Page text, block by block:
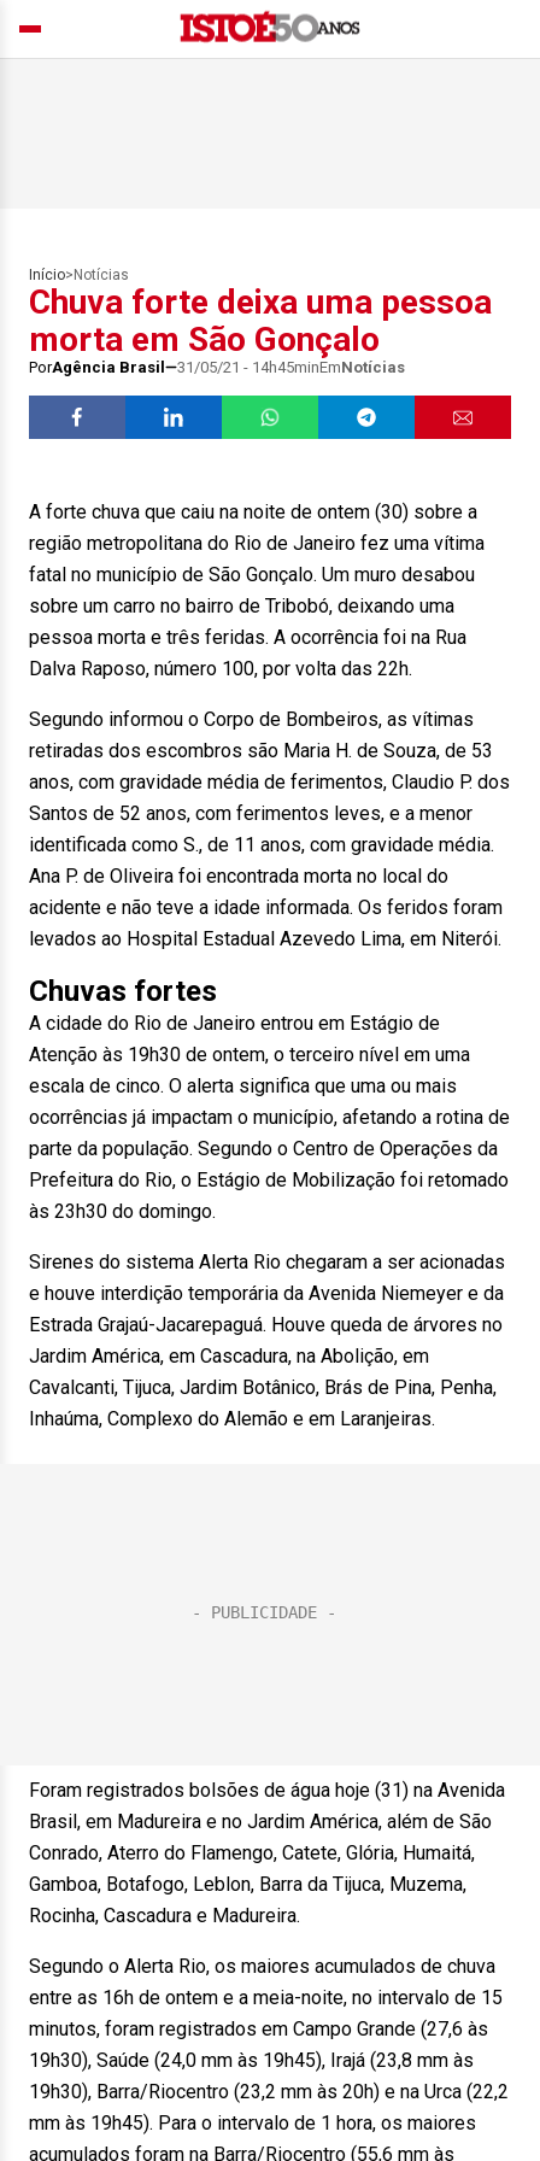
Início> Notícias
Chuva forte deixa uma pessoa
morta em São Gonçalo
PorAgência Brasil 31/05/21 - 14h45minEmNotícias
A forte chuva que caiu na noite de ontem (30) sobre a
região metropolitana do Rio de Janeiro fez uma vítima
fatal no município de São Gonçalo. Um muro desabou
sobre um carro no bairro de Tribobó, deixando uma
pessoa morta e três feridas. A ocorrência foi na Rua
Dalva Raposo, número 100, por volta das 22h.
Segundo informou o Corpo de Bombeiros, as vítimas
retiradas dos escombros são Maria H. de Souza, de 53
anos, com gravidade média de ferimentos, Claudio P. dos
Santos de 52 anos, com ferimentos leves, e a menor
identificada como S., de 11 anos, com gravidade média.
Ana P. de Oliveira foi encontrada morta no local do
acidente e não teve a idade informada. Os feridos foram
levados ao Hospital Estadual Azevedo Lima, em Niterói.
Chuvas fortes
A cidade do Rio de Janeiro entrou em Estágio de
Atenção às 19h30 de ontem, o terceiro nível em uma
escala de cinco. O alerta significa que uma ou mais
ocorrências já impactam o município, afetando a rotina de
parte da população. Segundo o Centro de Operações da
Prefeitura do Rio, o Estágio de Mobilização foi retomado
às 23h30 do domingo.
Sirenes do sistema Alerta Rio chegaram a ser acionadas
e houve interdição temporária da Avenida Niemeyer e da
Estrada Grajaú-Jacarepaguá. Houve queda de árvores no
Jardim América, em Cascadura, na Abolição, em
Cavalcanti, Tijuca, Jardim Botânico, Brás de Pina, Penha,
Inhaúma, Complexo do Alemão e em Laranjeiras.
Foram registrados bolsões de água hoje (31) na Avenida
Brasil, em Madureira e no Jardim América, além de São
Conrado, Aterro do Flamengo, Catete, Glória, Humaitá,
Gamboa, Botafogo, Leblon, Barra da Tijuca, Muzema,
Rocinha, Cascadura e Madureira.
Segundo o Alerta Rio, os maiores acumulados de chuva
entre as 16h de ontem e a meia-noite, no intervalo de 15
minutos, foram registrados em Campo Grande (27,6 às
19h30), Saúde (24,0 mm às 19h45), Irajá (23,8 mm às
19h30), Barra/Riocentro (23,2 mm às 20h) e na Urca (22,2
mm às 19h45). Para o intervalo de 1 hora, os maiores
acumulados foram na Barra/Riocentro (55,6 mm às